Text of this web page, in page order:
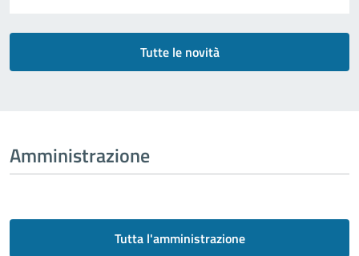
Tutte le novità
Amministrazione
Tutta l'amministrazione